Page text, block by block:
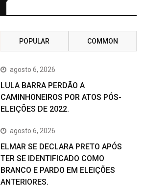
POPULAR COMMON
agosto 6, 2026
LULA BARRA PERDÃO A
CAMINHONEIROS POR ATOS PÓS-
ELEIÇÕES DE 2022.
agosto 6, 2026
ELMAR SE DECLARA PRETO APÓS
TER SE IDENTIFICADO COMO
BRANCO E PARDO EM ELEIÇÕES
ANTERIORES.